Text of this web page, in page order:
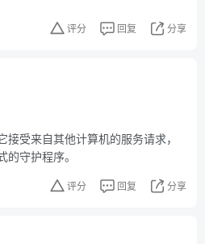
评分 回复 分享
受来自其他计算机的服务请求，
守护程序。
评分 回复 分享